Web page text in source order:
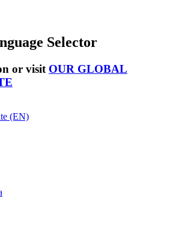
Selector
or visit OUR GLOBAL
(EN)